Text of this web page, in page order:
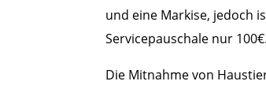
und eine Markise, jedoch
Servicepauschale nur 100€.
Die Mitnahme von